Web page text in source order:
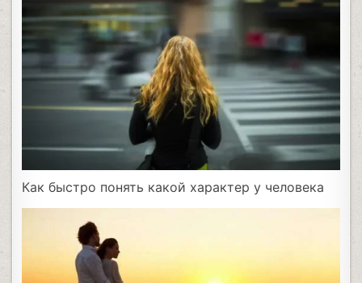
Как быстро понять какой характер у человека